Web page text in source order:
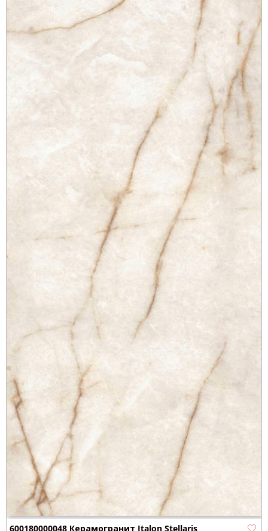
600180000048 Керамогранит Italon Stellaris